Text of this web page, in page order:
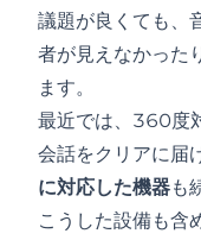
議題が良くても、
者が見えなかった
ます。
最近では、 360度
会話をクリアに届
に対応した機器も
こうした設備も含